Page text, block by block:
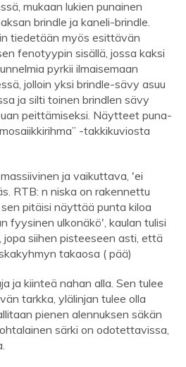
mukaan lukien punainen
brindle ja kaneli-brindle.
tiedetään myös esittävän
fenotyypin sisällä, jossa kaksi
pyrkii ilmaisemaan
jolloin yksi brindle-sävy asuu
ja silti toinen brindlen sävy
peittämiseksi. Näytteet puna-
-takkikuviosta
ja vaikuttava, 'ei
RTB: n niska on rakennettu
pitäisi näyttää punta kiloa
fyysinen ulkonäkö', kaulan tulisi
jopa siihen pisteeseen asti, että
takaosa ( pää)
ja kiinteä nahan alla. Sen tulee
tarkka, ylälinjan tulee olla
pienen alennuksen säkän
särki on odotettavissa,